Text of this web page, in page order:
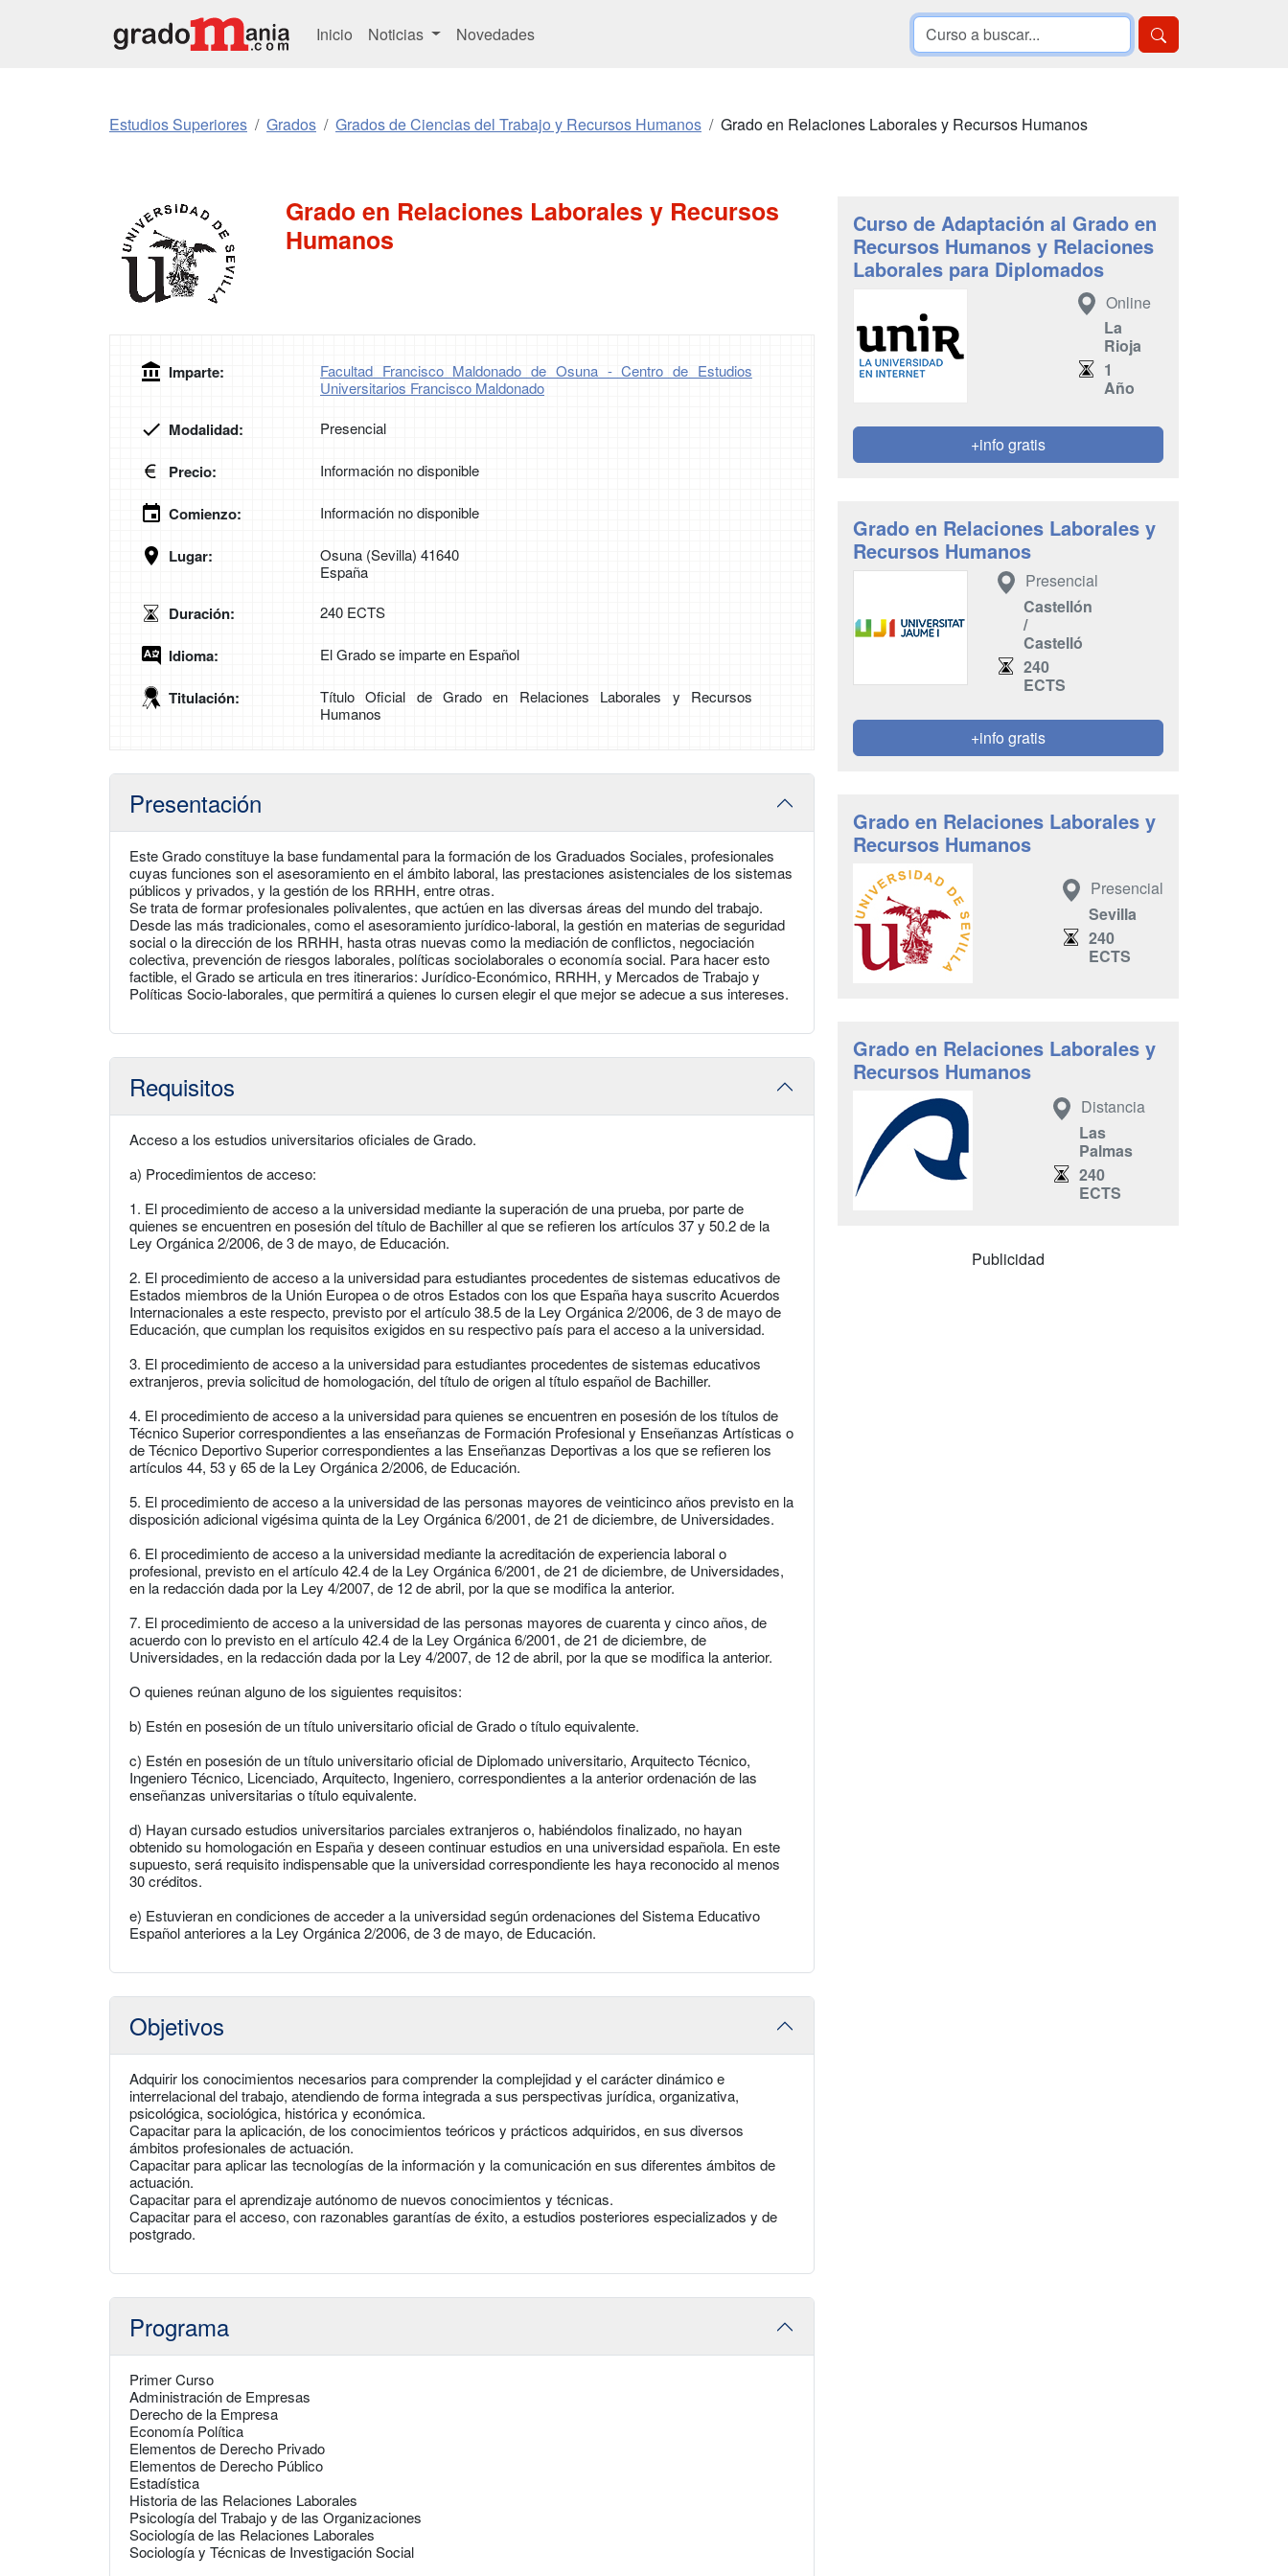
Inicio Noticias Novedades
Estudios Superiores Grados Grados de Ciencias del Trabajo y Recursos Humanos Grado en Relaciones Laborales y Recursos Humanos
Grado en Relaciones Laborales y Recursos
Humanos
Imparte:
Facultad Francisco Maldonado de Osuna - Centro de Estudios
Universitarios Francisco Maldonado
Modalidad: Presencial
Precio: Información no disponible
Comienzo: Información no disponible
Lugar:
Osuna (Sevilla) 41640
España
Duración: 240 ECTS
Idioma: El Grado se imparte en Español
Titulación:
Título Oficial de Grado en Relaciones Laborales y Recursos
Humanos
Presentación
Este Grado constituye la base fundamental para la formación de los Graduados Sociales, profesionales
cuyas funciones son el asesoramiento en el ámbito laboral, las prestaciones asistenciales de los sistemas
públicos y privados, y la gestión de los RRHH, entre otras.
Se trata de formar profesionales polivalentes, que actúen en las diversas áreas del mundo del trabajo.
Desde las más tradicionales, como el asesoramiento jurídico‐laboral, la gestión en materias de seguridad
social o la dirección de los RRHH, hasta otras nuevas como la mediación de conflictos, negociación
colectiva, prevención de riesgos laborales, políticas sociolaborales o economía social. Para hacer esto
factible, el Grado se articula en tres itinerarios: Jurídico‐Económico, RRHH, y Mercados de Trabajo y
Políticas Socio‐laborales, que permitirá a quienes lo cursen elegir el que mejor se adecue a sus intereses.
Requisitos
Acceso a los estudios universitarios oficiales de Grado.
a) Procedimientos de acceso:
1. El procedimiento de acceso a la universidad mediante la superación de una prueba, por parte de
quienes se encuentren en posesión del título de Bachiller al que se refieren los artículos 37 y 50.2 de la
Ley Orgánica 2/2006, de 3 de mayo, de Educación.
2. El procedimiento de acceso a la universidad para estudiantes procedentes de sistemas educativos de
Estados miembros de la Unión Europea o de otros Estados con los que España haya suscrito Acuerdos
Internacionales a este respecto, previsto por el artículo 38.5 de la Ley Orgánica 2/2006, de 3 de mayo de
Educación, que cumplan los requisitos exigidos en su respectivo país para el acceso a la universidad.
3. El procedimiento de acceso a la universidad para estudiantes procedentes de sistemas educativos
extranjeros, previa solicitud de homologación, del título de origen al título español de Bachiller.
4. El procedimiento de acceso a la universidad para quienes se encuentren en posesión de los títulos de
Técnico Superior correspondientes a las enseñanzas de Formación Profesional y Enseñanzas Artísticas o
de Técnico Deportivo Superior correspondientes a las Enseñanzas Deportivas a los que se refieren los
artículos 44, 53 y 65 de la Ley Orgánica 2/2006, de Educación.
5. El procedimiento de acceso a la universidad de las personas mayores de veinticinco años previsto en la
disposición adicional vigésima quinta de la Ley Orgánica 6/2001, de 21 de diciembre, de Universidades.
6. El procedimiento de acceso a la universidad mediante la acreditación de experiencia laboral o
profesional, previsto en el artículo 42.4 de la Ley Orgánica 6/2001, de 21 de diciembre, de Universidades,
en la redacción dada por la Ley 4/2007, de 12 de abril, por la que se modifica la anterior.
7. El procedimiento de acceso a la universidad de las personas mayores de cuarenta y cinco años, de
acuerdo con lo previsto en el artículo 42.4 de la Ley Orgánica 6/2001, de 21 de diciembre, de
Universidades, en la redacción dada por la Ley 4/2007, de 12 de abril, por la que se modifica la anterior.
O quienes reúnan alguno de los siguientes requisitos:
b) Estén en posesión de un título universitario oficial de Grado o título equivalente.
c) Estén en posesión de un título universitario oficial de Diplomado universitario, Arquitecto Técnico,
Ingeniero Técnico, Licenciado, Arquitecto, Ingeniero, correspondientes a la anterior ordenación de las
enseñanzas universitarias o título equivalente.
d) Hayan cursado estudios universitarios parciales extranjeros o, habiéndolos finalizado, no hayan
obtenido su homologación en España y deseen continuar estudios en una universidad española. En este
supuesto, será requisito indispensable que la universidad correspondiente les haya reconocido al menos
30 créditos.
e) Estuvieran en condiciones de acceder a la universidad según ordenaciones del Sistema Educativo
Español anteriores a la Ley Orgánica 2/2006, de 3 de mayo, de Educación.
Objetivos
Adquirir los conocimientos necesarios para comprender la complejidad y el carácter dinámico e
interrelacional del trabajo, atendiendo de forma integrada a sus perspectivas jurídica, organizativa,
psicológica, sociológica, histórica y económica.
Capacitar para la aplicación, de los conocimientos teóricos y prácticos adquiridos, en sus diversos
ámbitos profesionales de actuación.
Capacitar para aplicar las tecnologías de la información y la comunicación en sus diferentes ámbitos de
actuación.
Capacitar para el aprendizaje autónomo de nuevos conocimientos y técnicas.
Capacitar para el acceso, con razonables garantías de éxito, a estudios posteriores especializados y de
postgrado.
Programa
Primer Curso
Administración de Empresas
Derecho de la Empresa
Economía Política
Elementos de Derecho Privado
Elementos de Derecho Público
Estadística
Historia de las Relaciones Laborales
Psicología del Trabajo y de las Organizaciones
Sociología de las Relaciones Laborales
Sociología y Técnicas de Investigación Social
Curso de Adaptación al Grado en
Recursos Humanos y Relaciones
Laborales para Diplomados
Online
La
Rioja
1
Año
+info gratis
Grado en Relaciones Laborales y
Recursos Humanos
Presencial
Castellón
/
Castelló
240
ECTS
+info gratis
Grado en Relaciones Laborales y
Recursos Humanos
Presencial
Sevilla
240
ECTS
Grado en Relaciones Laborales y
Recursos Humanos
Distancia
Las
Palmas
240
ECTS
Publicidad